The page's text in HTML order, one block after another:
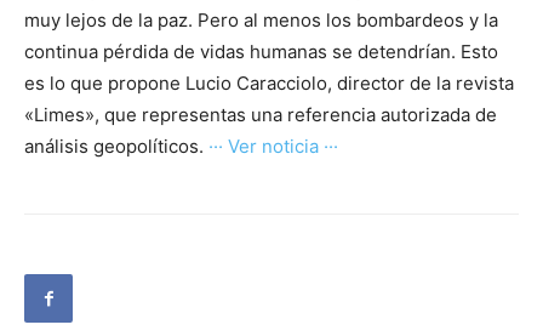
muy lejos de la paz. Pero al menos los bombardeos y la
continua pérdida de vidas humanas se detendrían. Esto
es lo que propone Lucio Caracciolo, director de la revista
«Limes», que representas una referencia autorizada de
análisis geopolíticos. ··· Ver noticia ···